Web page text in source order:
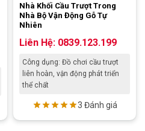
Nhà Khối Cầu Trượt Trong
Nhà Bộ Vận Động Gỗ Tự
Nhiên
3 Đánh giá
Liên Hệ: 0839.123.199
Công dụng: Đồ chơi cầu trượt
liên hoàn, vận động phát triển
thể chất